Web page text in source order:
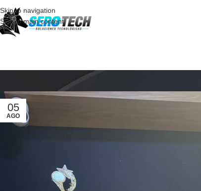
Skip to navigation
Skip to main content
05
AGO